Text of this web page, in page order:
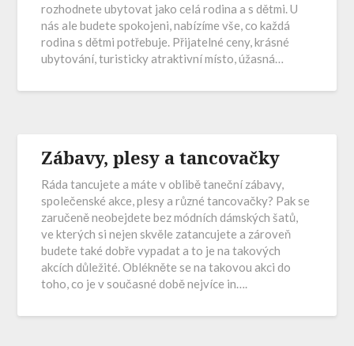
rozhodnete ubytovat jako celá rodina a s dětmi. U
nás ale budete spokojeni, nabízíme vše, co každá
rodina s dětmi potřebuje. Přijatelné ceny, krásné
ubytování, turisticky atraktivní místo, úžasná…
Zábavy, plesy a tancovačky
Ráda tancujete a máte v oblibě taneční zábavy,
společenské akce, plesy a různé tancovačky? Pak se
zaručeně neobejdete bez módních dámských šatů,
ve kterých si nejen skvěle zatancujete a zároveň
budete také dobře vypadat a to je na takových
akcích důležité. Oblékněte se na takovou akci do
toho, co je v současné době nejvíce in….